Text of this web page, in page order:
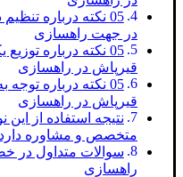
05 نکته درباره
در جهت راهسازی
05 نکته درباره
قیرپاش در راهسازی
05 نکته درباره
قیرپاش در راهسازی
نتیجه استفاده از این
متخصص و مشاوره
سوالات متداول در
راهسازی